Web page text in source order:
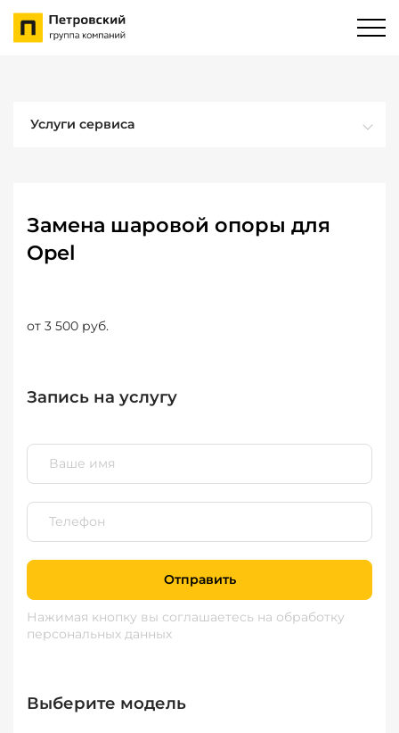
Услуги сервиса
Замена шаровой опоры для
Opel
от 3 500 руб.
Запись на услугу
Отправить
Нажимая кнопку вы соглашаетесь на обработку
персональных данных
Выберите модель